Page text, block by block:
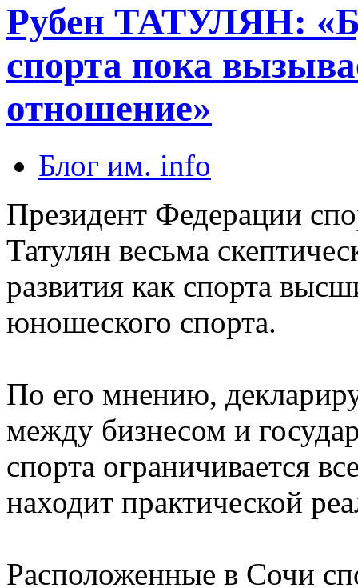
Рубен ТАТУЛЯН:
спорта пока
отношение»
Блог им. info
Президент Федерации
Татулян весьма
развития как спорта
юношеского спорта.
По его мнению,
между бизнесом и
спорта ограничивается
находит практической
Расположенные в Сочи